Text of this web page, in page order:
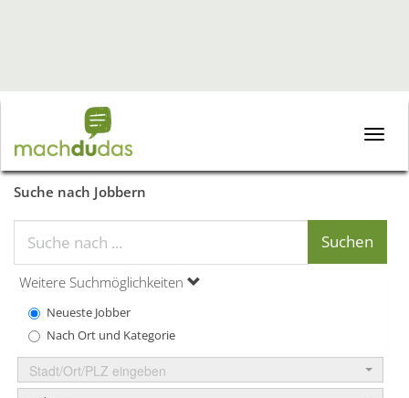
Toggle
Suche nach Jobbern
Weitere Suchmöglichkeiten
Neueste Jobber
Nach Ort und Kategorie
Stadt/Ort/PLZ eingeben